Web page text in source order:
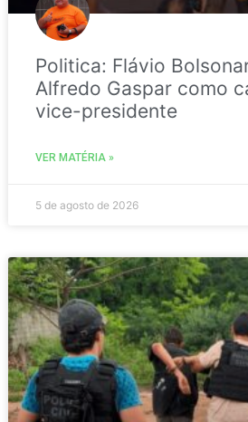
Politica: Flávio
Alfredo Gaspar como
vice-presidente
VER MATÉRIA »
5 de agosto de 2026